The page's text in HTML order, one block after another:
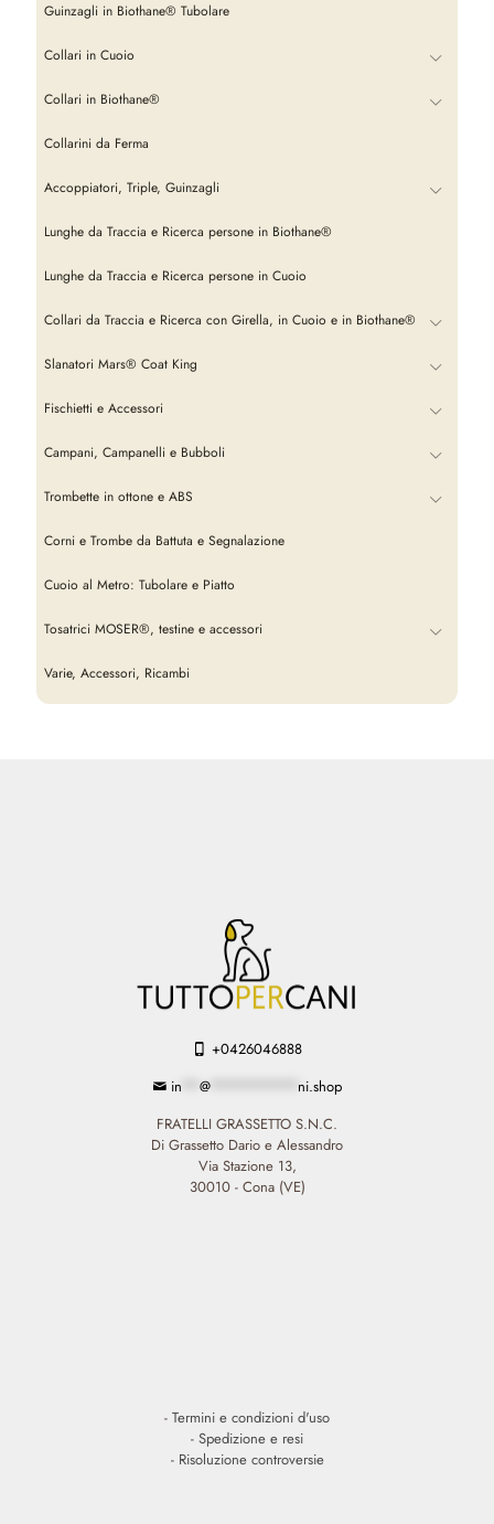
Guinzagli in Biothane® Tubolare
Collari in Cuoio
Collari in Biothane®
Collarini da Ferma
Accoppiatori, Triple, Guinzagli
Lunghe da Traccia e Ricerca persone in Biothane®
Lunghe da Traccia e Ricerca persone in Cuoio
Collari da Traccia e Ricerca con Girella, in Cuoio e in Biothane®
Slanatori Mars® Coat King
Fischietti e Accessori
Campani, Campanelli e Bubboli
Trombette in ottone e ABS
Corni e Trombe da Battuta e Segnalazione
Cuoio al Metro: Tubolare e Piatto
Tosatrici MOSER®, testine e accessori
Varie, Accessori, Ricambi
+0426046888
in
@
ni.shop
FRATELLI GRASSETTO S.N.C.
Di Grassetto Dario e Alessandro
Via Stazione 13,
30010 - Cona (VE)
- Termini e condizioni d'uso
- Spedizione e resi
- Risoluzione controversie